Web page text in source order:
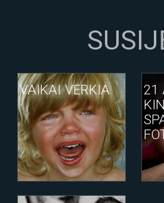
VAIKAI VERKIA
21